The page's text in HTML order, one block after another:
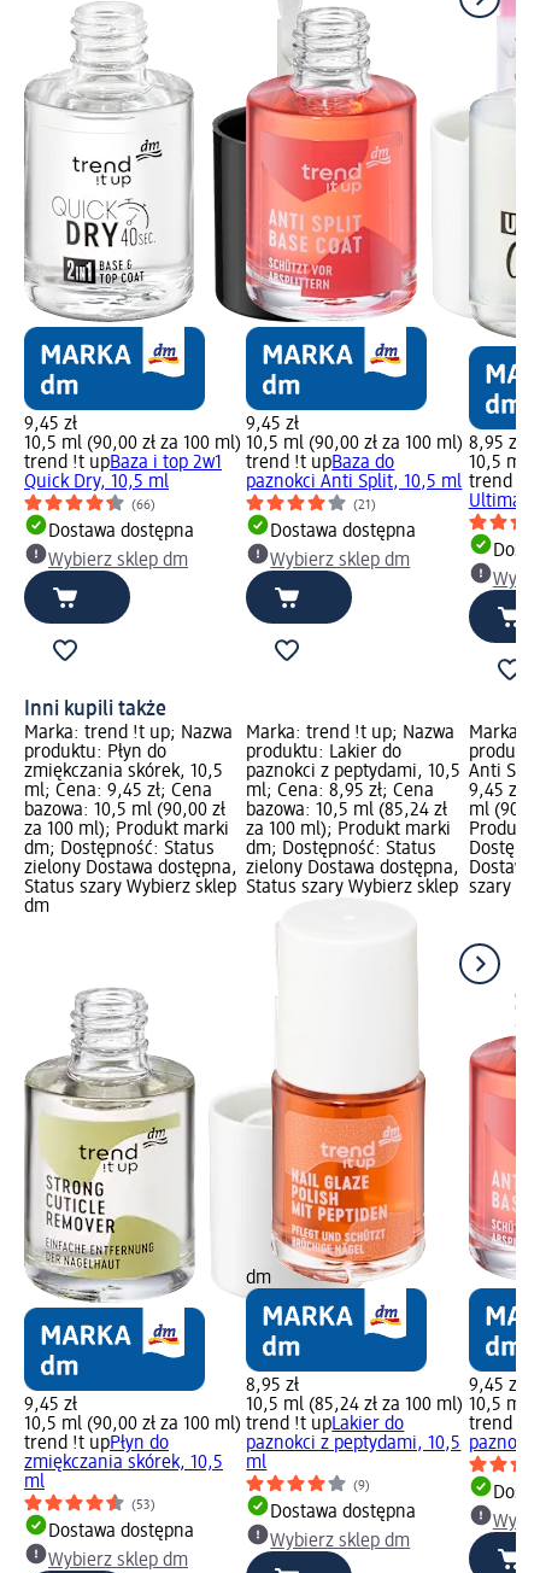
9,45 zł
10,5 ml (90,00 zł za 100 ml)
trend !t upBaza i top 2w1
Quick Dry, 10,5 ml
(66)
Dostawa dostępna
Wybierz sklep dm
9,45 zł
10,5 ml (90,00 zł za 100 ml)
trend !t upBaza do
paznokci Anti Split, 10,5 ml
(21)
Dostawa dostępna
Wybierz sklep dm
8,95 zł
10,5 ml
trend !t
Inni kupili także
Marka: trend !t up; Nazwa
produktu: Płyn do
zmiękczania skórek, 10,5
ml; Cena: 9,45 zł; Cena
bazowa: 10,5 ml (90,00 zł
za 100 ml); Produkt marki
dm; Dostępność: Status
zielony Dostawa dostępna,
Status szary Wybierz sklep
dm
9,45 zł
10,5 ml (90,00 zł za 100 ml)
trend !t upPłyn do
zmiękczania skórek, 10,5
ml
(53)
Dostawa dostępna
Wybierz sklep dm
Marka: trend !t up; Nazwa
produktu: Lakier do
paznokci z peptydami, 10,5
ml; Cena: 8,95 zł; Cena
bazowa: 10,5 ml (85,24 zł
za 100 ml); Produkt marki
dm; Dostępność: Status
zielony Dostawa dostępna,
Status szary Wybierz sklep
dm
8,95 zł
10,5 ml (85,24 zł za 100 ml)
trend !t upLakier do
paznokci z peptydami, 10,5
ml
(9)
Dostawa dostępna
Wybierz sklep dm
Marka:
Anti
9,45 zł;
ml
Produkt
szary
9,45 zł
10,5 ml
trend !t